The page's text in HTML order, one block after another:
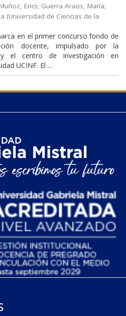
Erics; Guerra Araos, María;
(Universidad de Ciencias de la
en el primer concurso fondo de
docente, impulsado por la
y el centro de investigación en
UCINF. El ...